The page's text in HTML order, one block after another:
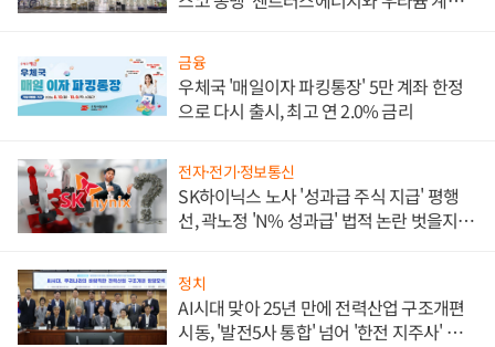
금융
우체국 '매일이자 파킹통장' 5만 계좌 한정
으로 다시 출시, 최고 연 2.0% 금리
전자·전기·정보통신
SK하이닉스 노사 '성과급 주식 지급' 평행
선, 곽노정 'N% 성과급' 법적 논란 벗을지 주
정치
AI시대 맞아 25년 만에 전력산업 구조개편
시동, '발전5사 통합' 넘어 '한전 지주사' 재편